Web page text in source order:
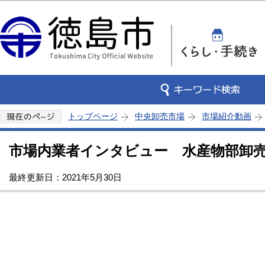
トップページ 中央卸売市場 市場紹介動画
市場内業者インタビュー 水産物部卸
最終更新日：2021年5月30日